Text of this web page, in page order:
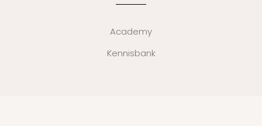
Academy
Kennisbank